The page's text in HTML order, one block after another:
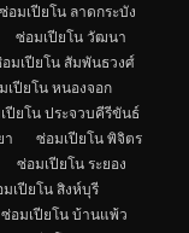
ซ่อมเปียโน ลาดกระบัง
ซ่อมเปียโน วัฒนา
มเปียโน สัมพันธวงศ์
เปียโน หนองจอก
ปียโน ประจวบคีรีขันธ์
า
ซ่อมเปียโน พิจิตร
ซ่อมเปียโน ระยอง
เปียโน สิงห์บุรี
ซ่อมเปียโน บ้านแพ้ว